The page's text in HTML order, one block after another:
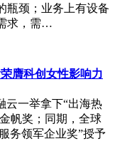
瓶颈；业务上有设备
求，需…
膺科创女性影响力
云一举拿下“出海热
帆奖；同期，全球
务领军企业奖”授予